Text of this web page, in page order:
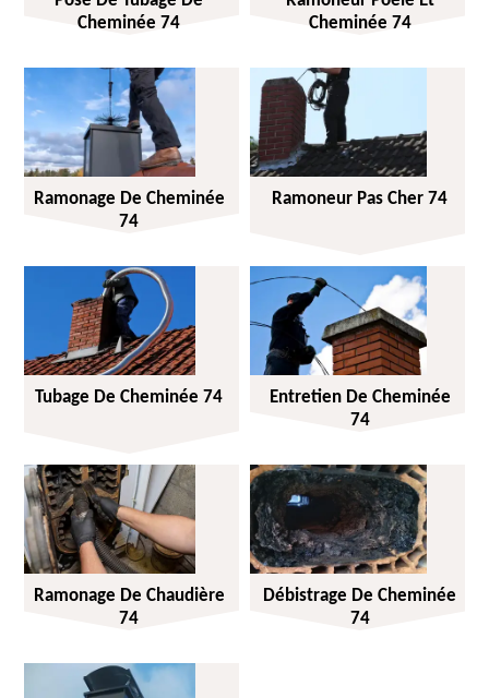
Cheminée 74
Cheminée 74
Ramonage De Cheminée
74
Ramoneur Pas Cher 74
Tubage De Cheminée 74
Entretien De Cheminée
74
Ramonage De Chaudière
74
Débistrage De Cheminée
74